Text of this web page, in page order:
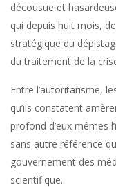
décousue et
qui depuis huit mois,
stratégique du
du traitement de la
Entre l’autoritarisme,
qu’ils constatent
profond d’eux mêmes
sans autre référence
gouvernement des
scientifique.